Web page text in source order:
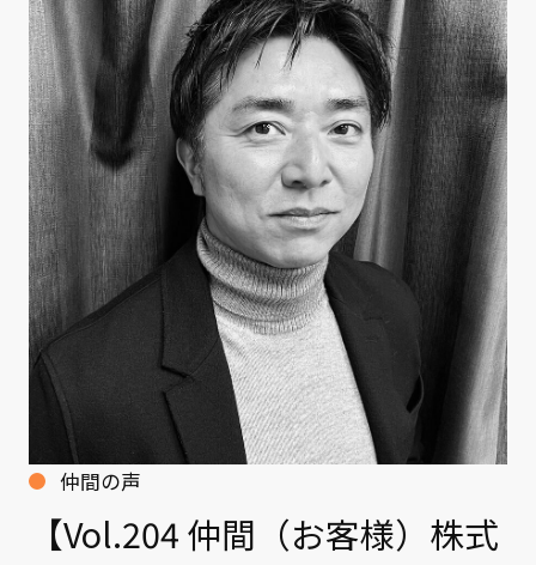
サービス紹介
事例紹介
仲間の声
クライアント事例
セミナー
セミナー情報
ニュース
お問い合わせ 採用情報
仲間の声
【Vol.204 仲間（お客様）株式